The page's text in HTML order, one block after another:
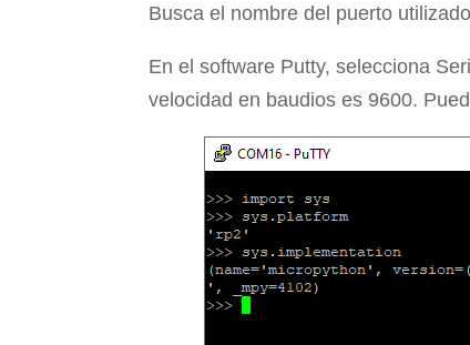
Busca el nombre del puerto
En el software Putty, selecciona
velocidad en baudios es 9600.